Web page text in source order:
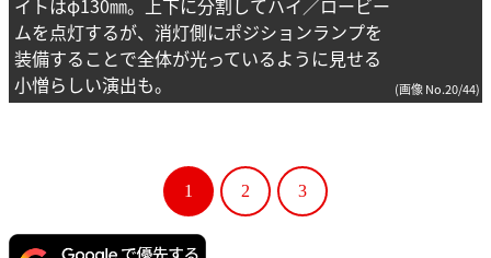
ムを点灯するが、消灯側にポジションランプを
装備することで全体が光っているように見せる
小憎らしい演出も。
(画像 No.20/44)
1 2 3